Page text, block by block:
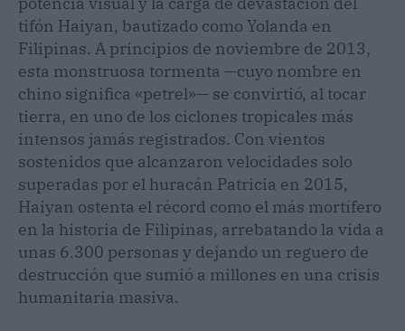
tifón Haiyan, bautizado como Yolanda en
Filipinas. A principios de noviembre de 2013,
esta monstruosa tormenta —cuyo nombre en
chino significa «petrel»— se convirtió, al tocar
tierra, en uno de los ciclones tropicales más
intensos jamás registrados. Con vientos
sostenidos que alcanzaron velocidades solo
superadas por el huracán Patricia en 2015,
Haiyan ostenta el récord como el más mortífero
en la historia de Filipinas, arrebatando la vida a
unas 6.300 personas y dejando un reguero de
destrucción que sumió a millones en una crisis
humanitaria masiva.